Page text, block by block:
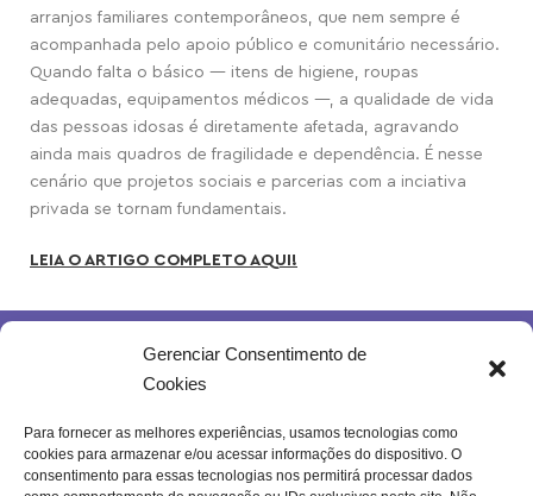
Gerenciar Consentimento de
Cookies
Para fornecer as melhores experiências, usamos tecnologias como
cookies para armazenar e/ou acessar informações do dispositivo. O
consentimento para essas tecnologias nos permitirá processar dados
arranjos familiares contemporâneos, que nem sempre é
acompanhada pelo apoio público e comunitário necessário.
Quando falta o básico — itens de higiene, roupas
adequadas, equipamentos médicos —, a qualidade de vida
das pessoas idosas é diretamente afetada, agravando
ainda mais quadros de fragilidade e dependência. É nesse
cenário que projetos sociais e parcerias com a inciativa
privada se tornam fundamentais.
LEIA O ARTIGO COMPLETO AQUI!
Rua Joventina da Rocha, 289 – Heliópolis
Belo Horizonte – MG | Brasil.